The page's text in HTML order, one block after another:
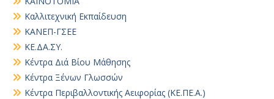
Καλλιτεχνική Εκπαίδευση
ΚΑΝΕΠ-ΓΣΕΕ
ΚΕ.ΔΑ.ΣΥ.
Κέντρα Διά Βίου Μάθησης
Κέντρα Ξένων Γλωσσών
Κέντρα Περιβαλλοντικής Αειφορίας (ΚΕ.ΠΕ.Α.)